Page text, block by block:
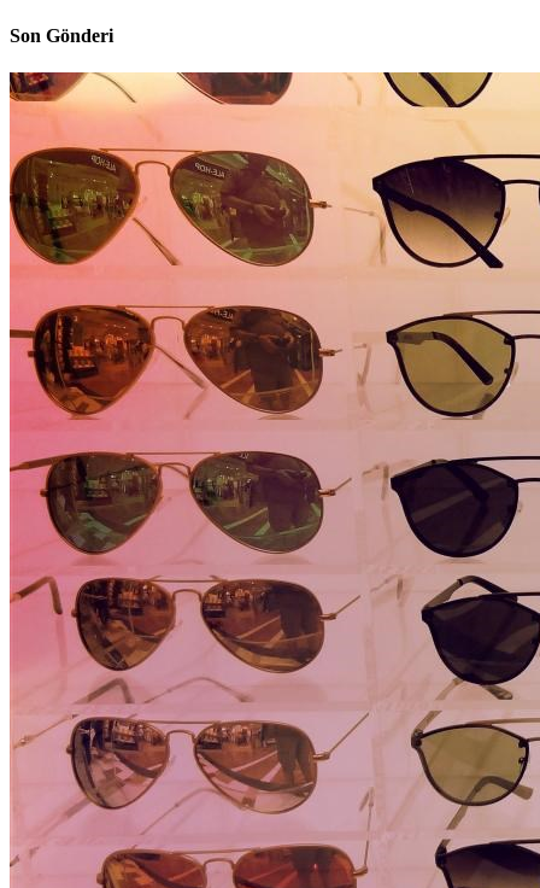
Son Gönderi